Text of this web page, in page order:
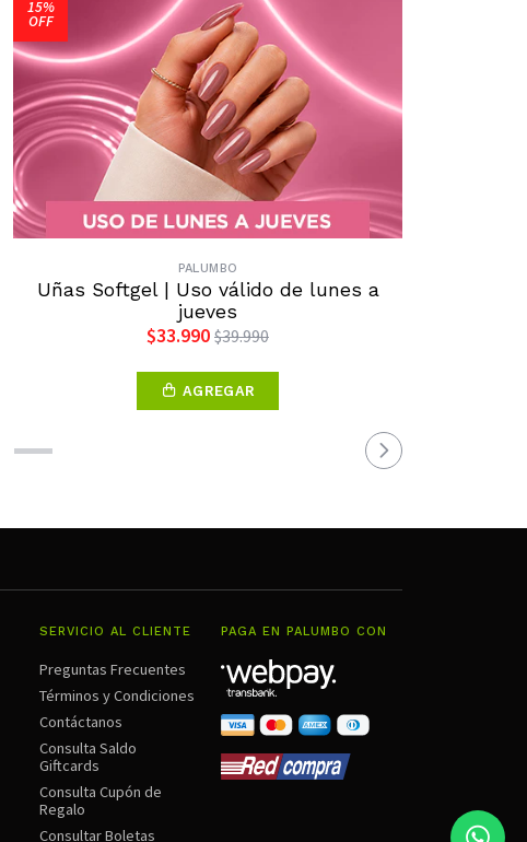
15%
OFF
PALUMBO
Uñas Softgel | Uso válido de lunes a
jueves
$33.990 $39.990
AGREGAR
SERVICIO AL CLIENTE
Preguntas Frecuentes
Términos y Condiciones
Contáctanos
Consulta Saldo
Giftcards
Consulta Cupón de
Regalo
Consultar Boletas
PAGA EN PALUMBO CON